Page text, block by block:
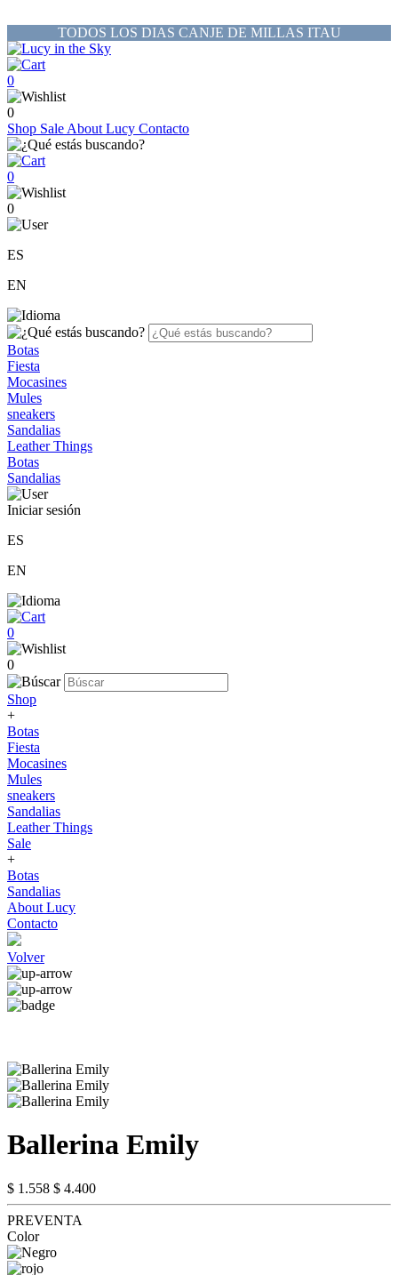
TODOS LOS DIAS CANJE DE MILLAS ITAU
0
0
Shop Sale About Lucy Contacto
0
0
ES
EN
Botas
Fiesta
Mocasines
Mules
sneakers
Sandalias
Leather Things
Botas
Sandalias
Iniciar sesión
ES
EN
0
0
Shop
+
Botas
Fiesta
Mocasines
Mules
sneakers
Sandalias
Leather Things
Sale
+
Botas
Sandalias
About Lucy
Contacto
Volver
Ballerina Emily
$ 1.558 $ 4.400
PREVENTA
Color